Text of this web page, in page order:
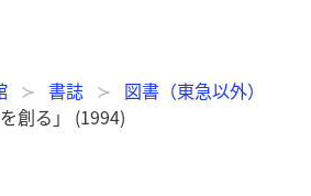
書誌
図書（東急以外）
創る」 (1994)